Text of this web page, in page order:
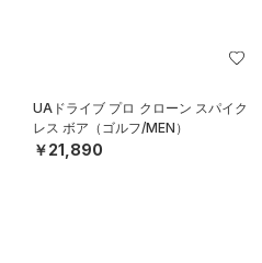
UAドライブ プロ クローン スパイク
レス ボア（ゴルフ/MEN）
￥21,890